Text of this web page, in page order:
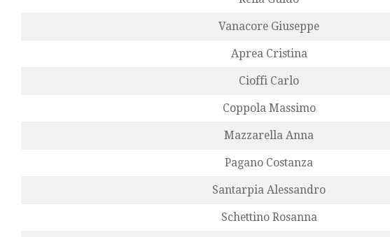
Vanacore Giuseppe
Aprea Cristina
Cioffi Carlo
Coppola Massimo
Mazzarella Anna
Pagano Costanza
Santarpia Alessandro
Schettino Rosanna